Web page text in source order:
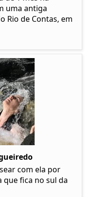
uma antiga
Rio de Contas, em
com ela por
que fica no sul da